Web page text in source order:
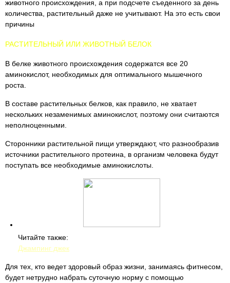
животного происхождения, а при подсчете съеденного за день
количества, растительный даже не учитывают. На это есть свои
причины
РАСТИТЕЛЬНЫЙ ИЛИ ЖИВОТНЫЙ БЕЛОК
В белке животного происхождения содержатся все 20
аминокислот, необходимых для оптимального мышечного
роста.
В составе растительных белков, как правило, не хватает
нескольких незаменимых аминокислот, поэтому они считаются
неполноценными.
Сторонники растительной пищи утверждают, что разнообразив
источники растительного протеина, в организм человека будут
поступать все необходимые аминокислоты.
Читайте также:
Джампинг джек
Для тех, кто ведет здоровый образ жизни, занимаясь фитнесом,
будет нетрудно набрать суточную норму с помощью